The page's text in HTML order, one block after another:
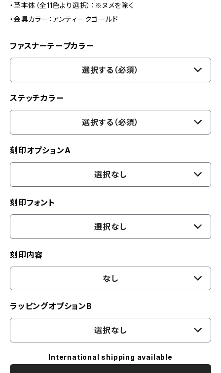
・革本体（全11色より選択）：※ヌメを除く
・金具カラー：アンティークゴールド
ファスナーテープカラー
選択する（必須）
ステッチカラー
選択する（必須）
刻印オプションA
選択なし
刻印フォント
選択なし
刻印内容
なし
ラッピングオプションB
選択なし
International shipping available